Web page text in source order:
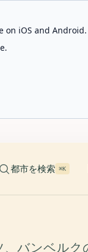
on iOS and Android.
都市を検索 ⌘K
、バンベル